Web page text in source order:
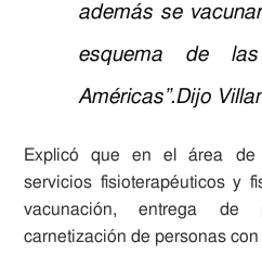
además se
esquema de
Américas”.Dijo
Explicó que en el área de
servicios fisioterapéuticos y
vacunación,entrega de
carnetización de personas